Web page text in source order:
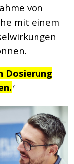
von
mit einem
Dosierung
⁷